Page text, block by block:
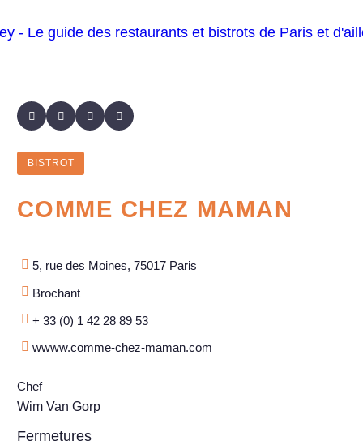
BISTROT
COMME CHEZ MAMAN
5, rue des Moines, 75017 Paris
Brochant
+ 33 (0) 1 42 28 89 53
wwww.comme-chez-maman.com
Chef
Wim Van Gorp
Fermetures